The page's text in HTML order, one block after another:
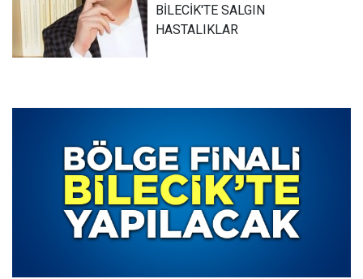
BİLECİK'TE SALGIN
HASTALIKLAR